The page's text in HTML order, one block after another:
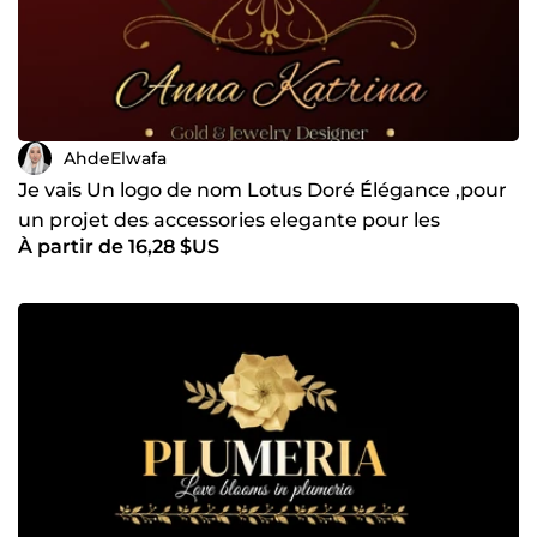
Gestion des réseaux sociaux : stratégie de contenu,
design des posts et optimisation de la visibilité
AhdeElwafa
Je vais Un logo de nom Lotus Doré Élégance ,pour
un projet des accessories elegante pour les
femmes
À partir de 16,28 $US